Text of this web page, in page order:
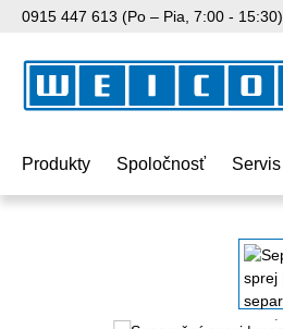
na hlavný obsah
Preskočiť na vyhľadávanie
Preskočiť na hlavnú navigáciu
0915 447 613 (Po – Pia, 7:00 - 15:30)
Produkty Spoločnosť Servis